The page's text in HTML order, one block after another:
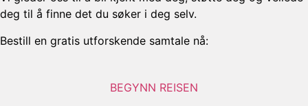
deg til å finne det du søker i deg selv.
Bestill en gratis utforskende samtale nå:
BEGYNN REISEN